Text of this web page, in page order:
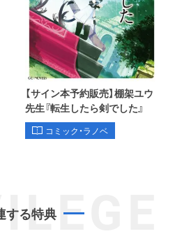
【サイン本予約販売】棚架ユウ
先生『転生したら剣でした』
コミック・ラノベ
する特典